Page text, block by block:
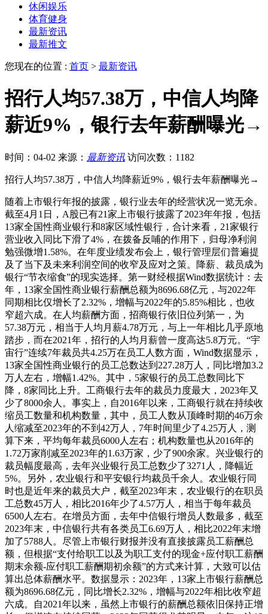
休闲娱乐
体育健身
最新资讯
最新推文
您现在的位置 : 首页 > 最新资讯
招行人均57.38万，中信人均降
薪近9%，银行去年薪酬曝光→
时间：04-02 来源： 最新资讯 访问次数：1182
招行人均57.38万，中信人均降薪近9%，银行去年薪酬曝光→
随着上市银行年报的披露，银行业去年的经营状况一览无余。
截至4月1日，A股已有21家上市银行披露了2023年年报，包括
13家全国性商业银行和8家区域性银行，合计来看，21家银行
营业收入同比下滑了4%，在拨备反哺的作用下，归母净利润
勉强微增1.58%。在年度业绩发布会上，银行管理层们普遍提
及了当下及未来利润空间的收窄及应对之策。降薪、裁员成为
银行“节衣缩食”的现实选择。第一财经根据Wind数据统计：去
年，13家全国性商业银行薪酬总额为8696.68亿元，与2022年
同期相比仅增长了2.32%，增幅与2022年的5.85%相比，也收
窄超六成。在人均薪酬方面，招商银行依旧位列第一，为
57.38万元，相当于人均月薪4.78万元，与上一年相比几乎原地
踏步，而在2021年，招行的人均月薪曾一度高达5.8万元。“宇
宙行”连续7年裁员共4.25万在员工人数方面，Wind数据显示，
13家全国性商业银行的员工总数达到227.28万人，同比增加3.2
万人左右，增幅1.42%。其中，5家银行的员工总数同比下
降，8家同比上升。工商银行去年的裁员力度最大，2023年又
少了8000余人。事实上，自2016年以来，工商银行就在持续收
缩员工数量和机构数量，其中，员工人数从顶峰时期的46万余
人缩减至2023年的不到42万人，7年时间里少了4.25万人，测
算下来，平均每年裁员6000人左右；机构数量也从2016年的
1.72万家削减至2023年的1.63万家，少了900余家。兴业银行的
裁员幅度最高，去年兴业银行员工总数少了3271人，降幅近
5%。另外，农业银行和平安银行均裁员千余人。农业银行同
时也是近年来的裁员大户，截至2023年末，农业银行的在职员
工总数45万人，相比2016年少了4.57万人，相当于每年裁员
6500人左右。在增员方面，去年中信银行增员人数最多，截至
2023年末，中信银行共有各类员工6.69万人，相比2022年末增
加了5788人。尽管上市银行财报并没有直接披露员工薪酬总
额，但根据“支付给职工以及为职工支付的现金+应付职工薪酬
期末余额-应付职工薪酬期初余额”的方式来计算，大致可以估
算出总体薪酬水平。数据显示：2023年，13家上市银行薪酬总
额为8696.68亿元，同比增长2.32%，增幅与2022年相比收窄超
六成。自2021年以来，虽然上市银行的薪酬总额依旧保持正增